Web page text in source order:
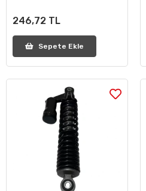
246,72 TL
Sepete Ekle